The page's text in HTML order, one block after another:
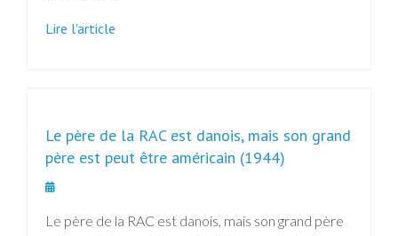
Lire l'article
Le père de la RAC est danois, mais son grand
père est peut être américain (1944)
Le père de la RAC est danois, mais son grand père